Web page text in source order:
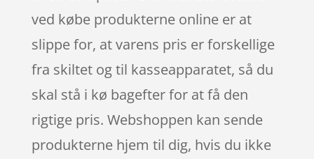
ved købe produkterne online er at
slippe for, at varens pris er forskellige
fra skiltet og til kasseapparatet, så du
skal stå i kø bagefter for at få den
rigtige pris. Webshoppen kan sende
produkterne hjem til dig, hvis du ikke